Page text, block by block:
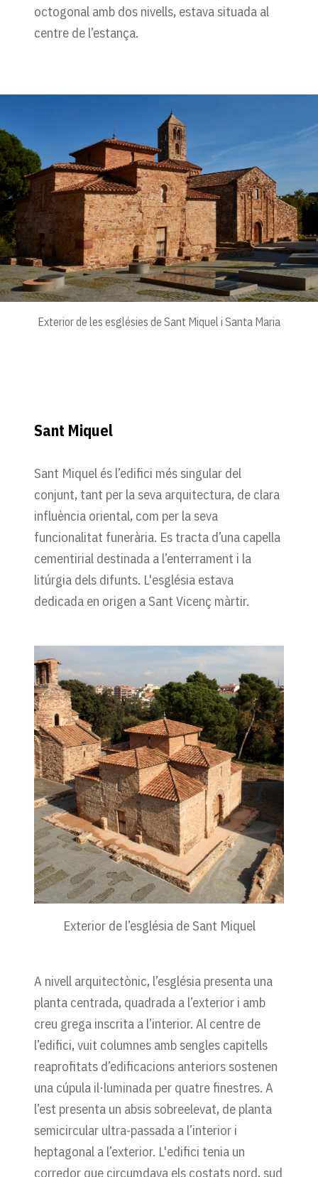
octogonal amb dos nivells, estava situada al
centre de l’estança.
Exterior de les esglésies de Sant Miquel i Santa Maria
Sant Miquel
Sant Miquel és l’edifici més singular del
conjunt, tant per la seva arquitectura, de clara
influència oriental, com per la seva
funcionalitat funerària. Es tracta d’una capella
cementirial destinada a l’enterrament i la
litúrgia dels difunts. L'església estava
dedicada en origen a Sant Vicenç màrtir.
Exterior de l’església de Sant Miquel
A nivell arquitectònic, l’església presenta una
planta centrada, quadrada a l’exterior i amb
creu grega inscrita a l’interior. Al centre de
l’edifici, vuit columnes amb sengles capitells
reaprofitats d’edificacions anteriors sostenen
una cúpula il·luminada per quatre finestres. A
l’est presenta un absis sobreelevat, de planta
semicircular ultra-passada a l’interior i
heptagonal a l’exterior. L'edifici tenia un
corredor que circumdava els costats nord, sud